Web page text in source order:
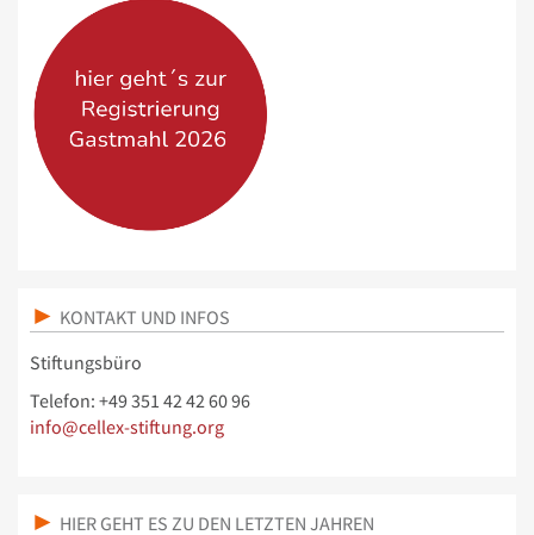
KONTAKT UND INFOS
Stiftungsbüro
Telefon: +49 351 42 42 60 96
info@cellex-stiftung.org
HIER GEHT ES ZU DEN LETZTEN JAHREN